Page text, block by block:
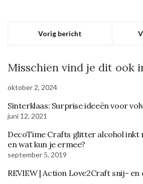
Vorig bericht
Misschien vind je dit ook
oktober 2, 2024
Sinterklaas: Surprise ideeën voor
juni 12, 2021
DecoTime Crafts glitter alcohol inkt
en wat kun je ermee?
september 5, 2019
REVIEW | Action Love2Craft snij-